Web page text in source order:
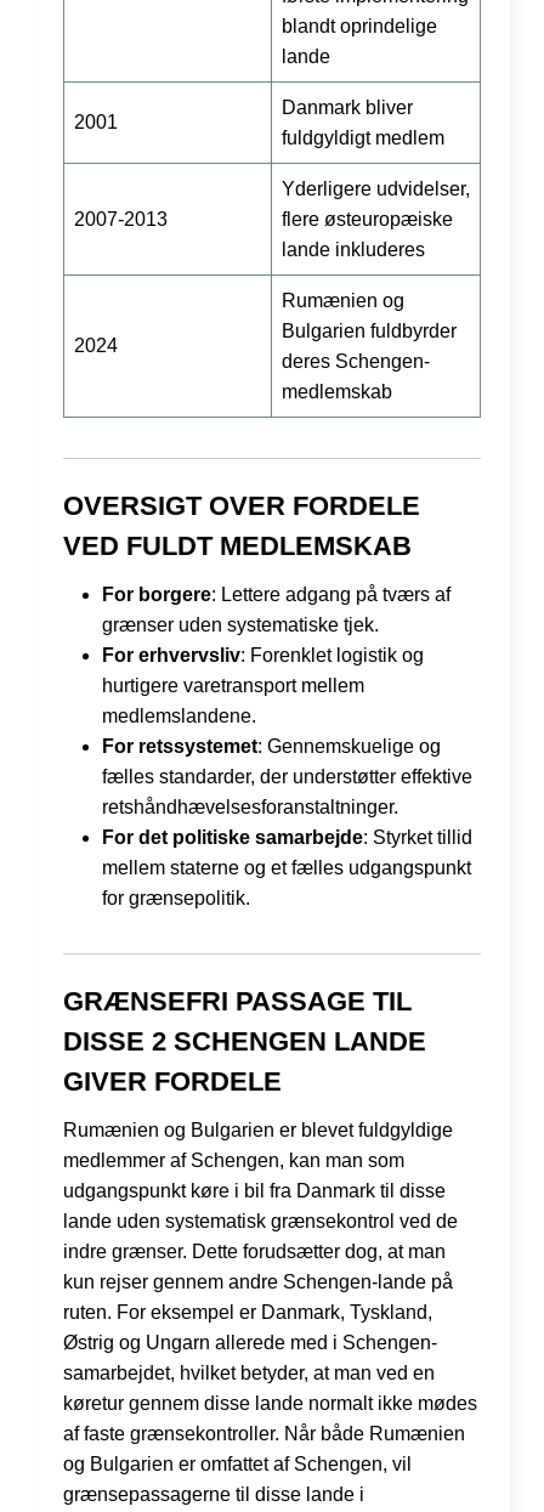
blandt oprindelige
lande
2001
Danmark bliver
fuldgyldigt medlem
2007-2013
Yderligere udvidelser,
flere østeuropæiske
lande inkluderes
2024
Rumænien og
Bulgarien fuldbyrder
deres Schengen-
medlemskab
OVERSIGT OVER FORDELE
VED FULDT MEDLEMSKAB
For borgere: Lettere adgang på tværs af
grænser uden systematiske tjek.
For erhvervsliv: Forenklet logistik og
hurtigere varetransport mellem
medlemslandene.
For retssystemet: Gennemskuelige og
fælles standarder, der understøtter effektive
retshåndhævelsesforanstaltninger.
For det politiske samarbejde: Styrket tillid
mellem staterne og et fælles udgangspunkt
for grænsepolitik.
GRÆNSEFRI PASSAGE TIL
DISSE 2 SCHENGEN LANDE
GIVER FORDELE
Rumænien og Bulgarien er blevet fuldgyldige
medlemmer af Schengen, kan man som
udgangspunkt køre i bil fra Danmark til disse
lande uden systematisk grænsekontrol ved de
indre grænser. Dette forudsætter dog, at man
kun rejser gennem andre Schengen-lande på
ruten. For eksempel er Danmark, Tyskland,
Østrig og Ungarn allerede med i Schengen-
samarbejdet, hvilket betyder, at man ved en
køretur gennem disse lande normalt ikke mødes
af faste grænsekontroller. Når både Rumænien
og Bulgarien er omfattet af Schengen, vil
grænsepassagerne til disse lande i